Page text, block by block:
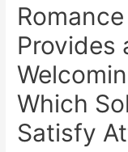
Provides
Which
Satisfy